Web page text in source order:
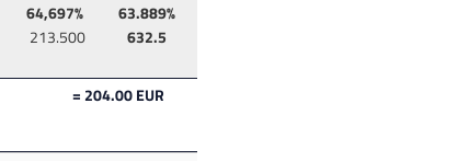
64,697%
213.500
63.889%
632.5
= 204.00 EUR